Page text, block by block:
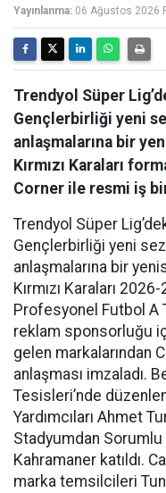
Yayınlanma: 06 Ağustos 2026
Trendyol Süper
Gençlerbirliği yeni
anlaşmalarına bir
Kırmızı Karaları
Corner ile resmi iş
Trendyol Süper
Gençlerbirliği yeni
anlaşmalarına bir
Kırmızı Karaları
Profesyonel Futbol A
reklam sponsorluğu
gelen markalarından
anlaşması imzaladı.
Tesisleri’nde
Yardımcıları Ahmet
Stadyumdan
Kahramaner katıldı.
marka temsilcileri